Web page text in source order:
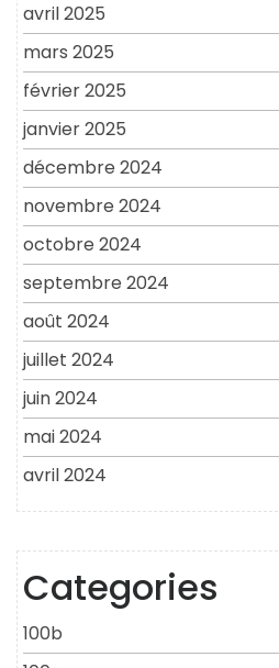
avril 2025
mars 2025
février 2025
janvier 2025
décembre 2024
novembre 2024
octobre 2024
septembre 2024
août 2024
juillet 2024
juin 2024
mai 2024
avril 2024
Categories
100b